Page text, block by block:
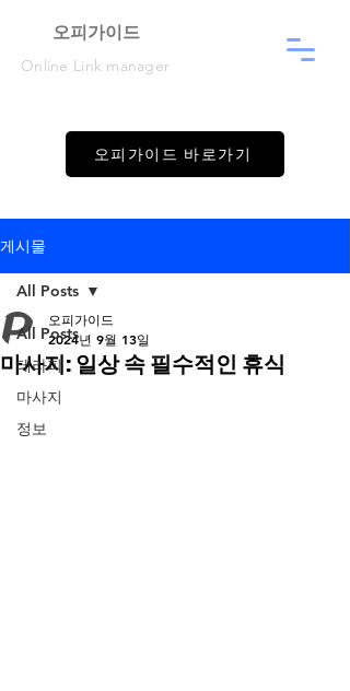
​오피가이드
Online Link manager
오피가이드 바로가기
게시물
All Posts
테라피
마사지
정보
All Posts
마사지: 일상 속 필수적인 휴식
오피가이드
2024년 9월 13일